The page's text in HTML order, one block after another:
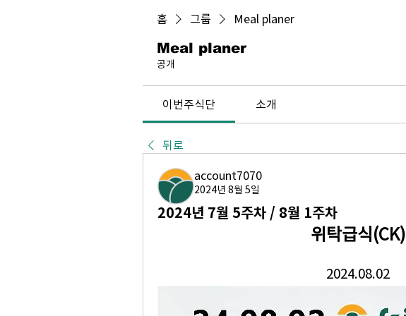
홈 그룹 Meal planer
Meal planer
공개
이번주식단 소개
뒤로
account7070
2024년 8월 5일
2024년 7월 5주차 / 8월 1주차
위탁급식(CK)
2024.08.02